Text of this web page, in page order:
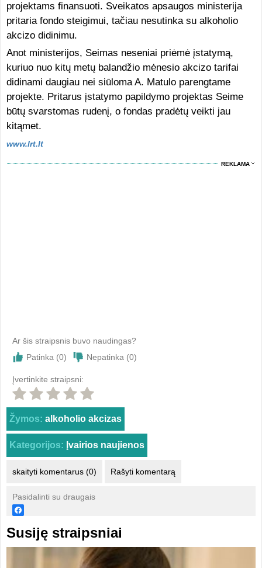
projektams finansuoti. Sveikatos apsaugos ministerija
pritaria fondo steigimui, tačiau nesutinka su alkoholio
akcizo didinimu.
Anot ministerijos, Seimas neseniai priėmė įstatymą,
kuriuo nuo kitų metų balandžio mėnesio akcizo tarifai
didinami daugiau nei siūloma A. Matulo parengtame
projekte. Pritarus įstatymo papildymo projektas Seime
būtų svarstomas rudenį, o fondas pradėtų veikti jau
kitąmet.
www.lrt.lt
REKLAMA
Ar šis straipsnis buvo naudingas?
Patinka (0) Nepatinka (0)
Įvertinkite straipsni:
Žymos: alkoholio akcizas
Kategorijos: Įvairios naujienos
skaityti komentarus (0) Rašyti komentarą
Pasidalinti su draugais
Susiję straipsniai